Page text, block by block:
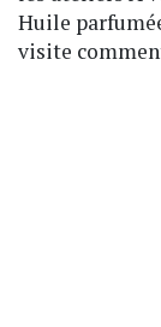
Huile
visite